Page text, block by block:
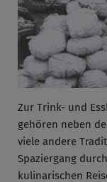
Zur Trink- und
gehören neben
viele andere
Spaziergang
kulinarischen